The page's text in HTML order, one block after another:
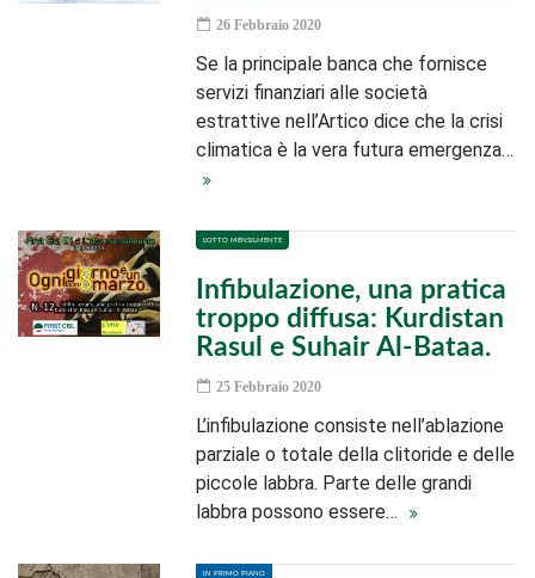
26 Febbraio 2020
Se la principale banca che fornisce
servizi finanziari alle società
estrattive nell’Artico dice che la crisi
climatica è la vera futura emergenza…
L'OTTO MENSILMENTE
Infibulazione, una pratica
troppo diffusa: Kurdistan
Rasul e Suhair Al-Bataa.
25 Febbraio 2020
L’infibulazione consiste nell’ablazione
parziale o totale della clitoride e delle
piccole labbra. Parte delle grandi
labbra possono essere…
IN PRIMO PIANO